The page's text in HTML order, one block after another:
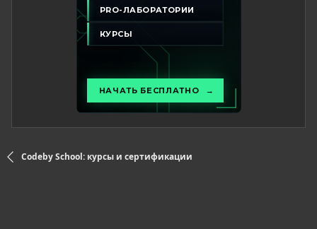
Codeby School: курсы и сертификации